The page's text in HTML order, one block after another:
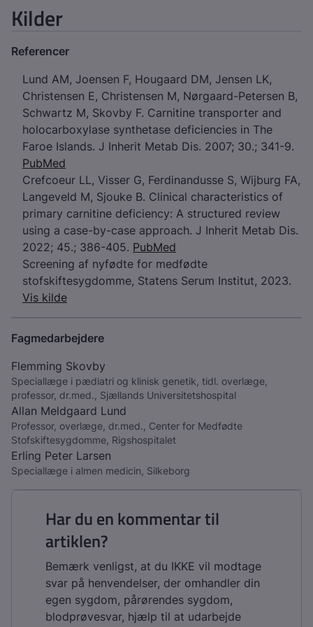
Kilder
Referencer
Lund AM, Joensen F, Hougaard DM, Jensen LK,
Christensen E, Christensen M, Nørgaard-Petersen B,
Schwartz M, Skovby F. Carnitine transporter and
holocarboxylase synthetase deficiencies in The
Faroe Islands. J Inherit Metab Dis. 2007; 30.; 341-9.
PubMed
Crefcoeur LL, Visser G, Ferdinandusse S, Wijburg FA,
Langeveld M, Sjouke B. Clinical characteristics of
primary carnitine deficiency: A structured review
using a case-by-case approach. J Inherit Metab Dis.
2022; 45.; 386-405. PubMed
Screening af nyfødte for medfødte
stofskiftesygdomme, Statens Serum Institut, 2023.
Vis kilde
Fagmedarbejdere
Flemming Skovby
Speciallæge i pædiatri og klinisk genetik, tidl. overlæge,
professor, dr.med., Sjællands Universitetshospital
Allan Meldgaard Lund
Professor, overlæge, dr.med., Center for Medfødte
Stofskiftesygdomme, Rigshospitalet
Erling Peter Larsen
Speciallæge i almen medicin, Silkeborg
Har du en kommentar til
artiklen?
Bemærk venligst, at du IKKE vil modtage
svar på henvendelser, der omhandler din
egen sygdom, pårørendes sygdom,
blodprøvesvar, hjælp til at udarbejde